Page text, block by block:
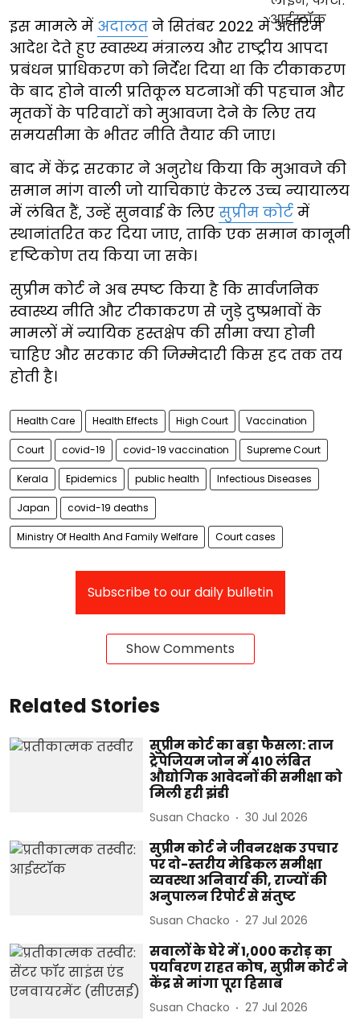
इस मामले में अदालत ने सितंबर 2022 में अंतरिम
आदेश देते हुए स्वास्थ्य मंत्रालय और राष्ट्रीय आपदा
प्रबंधन प्राधिकरण को निर्देश दिया था कि टीकाकरण
के बाद होने वाली प्रतिकूल घटनाओं की पहचान और
मृतकों के परिवारों को मुआवजा देने के लिए तय
समयसीमा के भीतर नीति तैयार की जाए।
बाद में केंद्र सरकार ने अनुरोध किया कि मुआवजे की
समान मांग वाली जो याचिकाएं केरल उच्च न्यायालय
में लंबित हैं, उन्हें सुनवाई के लिए सुप्रीम कोर्ट में
स्थानांतरित कर दिया जाए, ताकि एक समान कानूनी
दृष्टिकोण तय किया जा सके।
सुप्रीम कोर्ट ने अब स्पष्ट किया है कि सार्वजनिक
स्वास्थ्य नीति और टीकाकरण से जुड़े दुष्प्रभावों के
मामलों में न्यायिक हस्तक्षेप की सीमा क्या होनी
चाहिए और सरकार की जिम्मेदारी किस हद तक तय
होती है।
Health Care Health Effects High Court Vaccination
Court covid-19 covid-19 vaccination Supreme Court
Kerala Epidemics public health Infectious Diseases
Japan covid-19 deaths
Ministry Of Health And Family Welfare Court cases
Subscribe to our daily bulletin
Show Comments
Related Stories
सुप्रीम कोर्ट का बड़ा फैसला: ताज
ट्रेपेजियम जोन में 410 लंबित
औद्योगिक आवेदनों की समीक्षा को
मिली हरी झंडी
Susan Chacko 30 Jul 2026
सुप्रीम कोर्ट ने जीवनरक्षक उपचार
पर दो-स्तरीय मेडिकल समीक्षा
व्यवस्था अनिवार्य की, राज्यों की
अनुपालन रिपोर्ट से संतुष्ट
Susan Chacko 27 Jul 2026
सवालों के घेरे में 1,000 करोड़ का
पर्यावरण राहत कोष, सुप्रीम कोर्ट ने
केंद्र से मांगा पूरा हिसाब
Susan Chacko 27 Jul 2026